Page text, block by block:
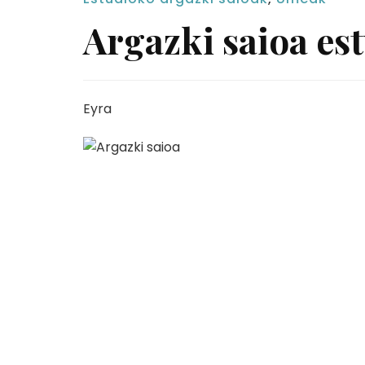
Argazki saioa
Eyra